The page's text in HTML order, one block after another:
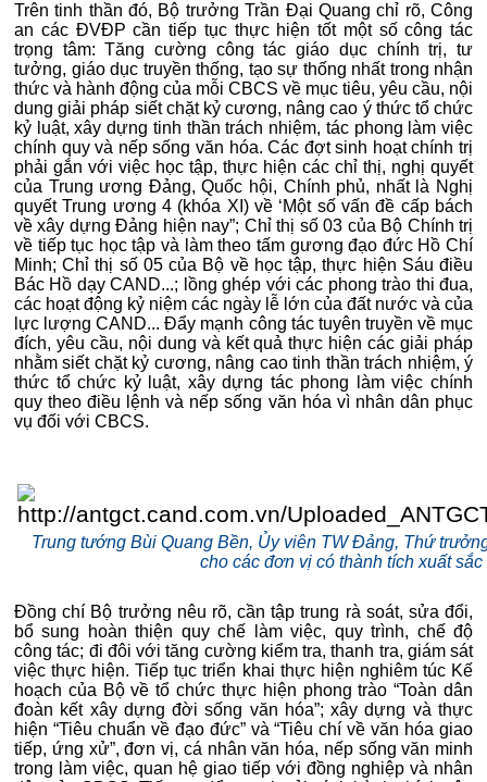
Trên tinh thần đó, Bộ trưởng Trần Đại Quang chỉ rõ, Công
an các ĐVĐP cần tiếp tục thực hiện tốt một số công tác
trọng tâm: Tăng cường công tác giáo dục chính trị, tư
tưởng, giáo dục truyền thống, tạo sự thống nhất trong nhận
thức và hành động của mỗi CBCS về mục tiêu, yêu cầu, nội
dung giải pháp siết chặt kỷ cương, nâng cao ý thức tổ chức
kỷ luật, xây dựng tinh thần trách nhiệm, tác phong làm việc
chính quy và nếp sống văn hóa. Các đợt sinh hoạt chính trị
phải gắn với việc học tập, thực hiện các chỉ thị, nghị quyết
của Trung ương Đảng, Quốc hội, Chính phủ, nhất là Nghị
quyết Trung ương 4 (khóa XI) về ‘Một số vấn đề cấp bách
về xây dựng Đảng hiện nay”; Chỉ thị số 03 của Bộ Chính trị
về tiếp tục học tập và làm theo tấm gương đạo đức Hồ Chí
Minh; Chỉ thị số 05 của Bộ về học tập, thực hiện Sáu điều
Bác Hồ dạy CAND...; lồng ghép với các phong trào thi đua,
các hoạt động kỷ niệm các ngày lễ lớn của đất nước và của
lực lượng CAND... Đẩy mạnh công tác tuyên truyền về mục
đích, yêu cầu, nội dung và kết quả thực hiện các giải pháp
nhằm siết chặt kỷ cương, nâng cao tinh thần trách nhiệm, ý
thức tổ chức kỷ luật, xây dựng tác phong làm việc chính
quy theo điều lệnh và nếp sống văn hóa vì nhân dân phục
vụ đối với CBCS.
Trung tướng Bùi Quang Bền, Ủy viên TW Đảng, Thứ
cho các đơn vị có thành tích xuất
Đồng chí Bộ trưởng nêu rõ, cần tập trung rà soát, sửa đổi,
bổ sung hoàn thiện quy chế làm việc, quy trình, chế độ
công tác; đi đôi với tăng cường kiểm tra, thanh tra, giám sát
việc thực hiện. Tiếp tục triển khai thực hiện nghiêm túc Kế
hoạch của Bộ về tổ chức thực hiện phong trào “Toàn dân
đoàn kết xây dựng đời sống văn hóa”; xây dựng và thực
hiện “Tiêu chuẩn về đạo đức” và “Tiêu chí về văn hóa giao
tiếp, ứng xử”, đơn vị, cá nhân văn hóa, nếp sống văn minh
trong làm việc, quan hệ giao tiếp với đồng nghiệp và nhân